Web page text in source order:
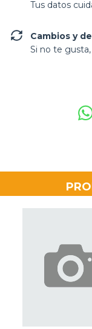
Tus datos
Cambios y
Si no te